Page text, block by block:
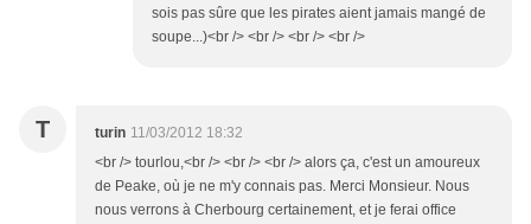
sois pas sûre que les pirates aient jamais mangé de
soupe...)<br /> <br /> <br /> <br />
T turin 11/03/2012 18:32
<br /> tourlou,<br /> <br /> <br /> alors ça, c'est un amoureux
de Peake, où je ne m'y connais pas. Merci Monsieur. Nous
nous verrons à Cherbourg certainement, et je ferai office